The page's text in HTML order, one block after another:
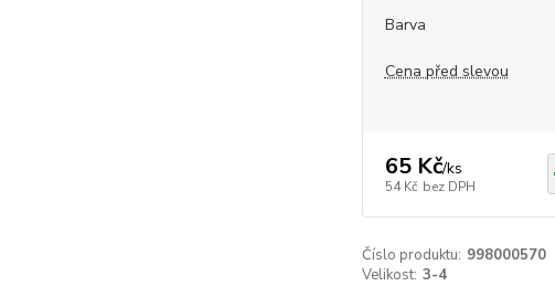
Barva
Cena před slevou
65 Kč/ks
54 Kč bez DPH
Číslo produktu: 998000570
Velikost: 3-4